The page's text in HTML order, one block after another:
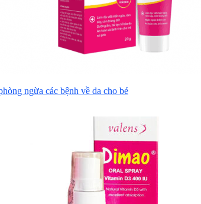
ngừa các bệnh về da cho bé